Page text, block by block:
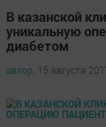
В казанской
уникальную
диабетом
автор, 15 августа